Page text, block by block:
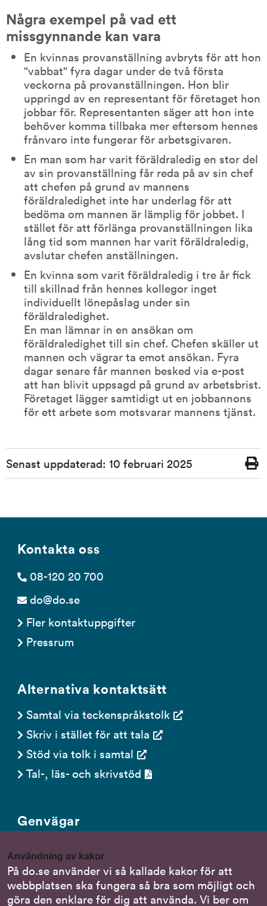
Användning av kakor
På do.se använder vi så kallade kakor för att
webbplatsen ska fungera så bra som möjligt och
göra den enklare för dig att använda. Vi ber om
Några exempel på vad ett
missgynnande kan vara
En kvinnas provanställning avbryts för att hon
"vabbat" fyra dagar under de två första
veckorna på provanställningen. Hon blir
uppringd av en representant för företaget hon
jobbar för. Representanten säger att hon inte
behöver komma tillbaka mer eftersom hennes
frånvaro inte fungerar för arbetsgivaren.
En man som har varit föräldraledig en stor del
av sin provanställning får reda på av sin chef
att chefen på grund av mannens
föräldraledighet inte har underlag för att
bedöma om mannen är lämplig för jobbet. I
stället för att förlänga provanställningen lika
lång tid som mannen har varit föräldraledig,
avslutar chefen anställningen.
En kvinna som varit föräldraledig i tre år fick
till skillnad från hennes kollegor inget
individuellt lönepåslag under sin
föräldraledighet.
En man lämnar in en ansökan om
föräldraledighet till sin chef. Chefen skäller ut
mannen och vägrar ta emot ansökan. Fyra
dagar senare får mannen besked via e-post
att han blivit uppsagd på grund av arbetsbrist.
Företaget lägger samtidigt ut en jobbannons
för ett arbete som motsvarar mannens tjänst.
Sidinformation
Senast uppdaterad: 10 februari 2025
Skriv
ut
Kontakta oss
08-120 20 700
do@do.se
Fler kontaktuppgifter
Pressrum
Alternativa kontaktsätt
Samtal via teckenspråkstolk
Skriv i stället för att tala
Stöd via tolk i samtal
Tal-, läs- och skrivstöd
Genvägar
Nationella minoritetsspråk
Om DO:s webbplats